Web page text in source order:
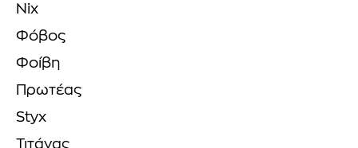
Nix
Φόβος
Φοίβη
Πρωτέας
Styx